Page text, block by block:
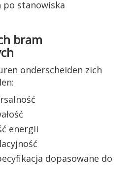
po stanowiska
bram
onderscheiden zich
energii
dopasowane do